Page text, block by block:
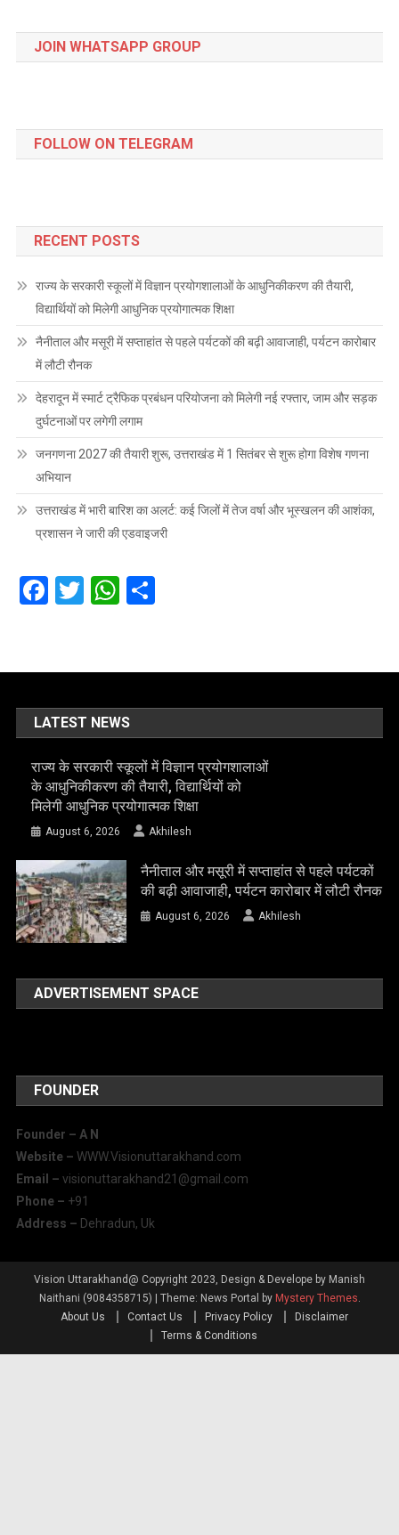
JOIN WHATSAPP GROUP
FOLLOW ON TELEGRAM
RECENT POSTS
राज्य के सरकारी स्कूलों में विज्ञान प्रयोगशालाओं के आधुनिकीकरण की तैयारी,
विद्यार्थियों को मिलेगी आधुनिक प्रयोगात्मक शिक्षा
नैनीताल और मसूरी में सप्ताहांत से पहले पर्यटकों की बढ़ी आवाजाही, पर्यटन कारोबार
में लौटी रौनक
देहरादून में स्मार्ट ट्रैफिक प्रबंधन परियोजना को मिलेगी नई रफ्तार, जाम और सड़क
दुर्घटनाओं पर लगेगी लगाम
जनगणना 2027 की तैयारी शुरू, उत्तराखंड में 1 सितंबर से शुरू होगा विशेष गणना
अभियान
उत्तराखंड में भारी बारिश का अलर्ट: कई जिलों में तेज वर्षा और भूस्खलन की आशंका,
प्रशासन ने जारी की एडवाइजरी
Facebook
TwitterWhatsApp
Share
LATEST NEWS
राज्य के सरकारी स्कूलों में विज्ञान प्रयोगशालाओं
के आधुनिकीकरण की तैयारी, विद्यार्थियों को
मिलेगी आधुनिक प्रयोगात्मक शिक्षा
August 6, 2026 Akhilesh
नैनीताल और मसूरी में सप्ताहांत से पहले पर्यटकों
की बढ़ी आवाजाही, पर्यटन कारोबार में लौटी रौनक
August 6, 2026 Akhilesh
ADVERTISEMENT SPACE
FOUNDER
Founder – A N
Website –WWW.Visionuttarakhand.com
Email – visionuttarakhand21@gmail.com
Phone – +91
Address – Dehradun, Uk
Vision Uttarakhand@ Copyright 2023, Design & Develope by Manish
Naithani (9084358715) | Theme: News Portal by Mystery Themes.
About Us
Contact Us Privacy Policy
Disclaimer
Terms & Conditions